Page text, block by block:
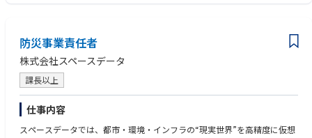
力。
■求める人物像
・社内・社外を問わず、あらゆる関係者から信頼を得られる誠実さ。
防災事業責任者
株式会社スペースデータ
課長以上
仕事内容
スペースデータでは、都市・環境・インフラの“現実世界”を高精度に仮想